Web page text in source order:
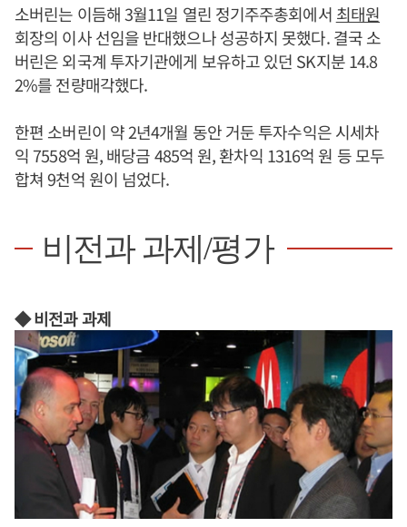
소버린는 이듬해 3월11일 열린 정기주주총회에서 최태원
회장의 이사 선임을 반대했으나 성공하지 못했다. 결국 소
버린은 외국계 투자기관에게 보유하고 있던 SK지분 14.8
2%를 전량매각했다.
한편 소버린이 약 2년4개월 동안 거둔 투자수익은 시세차
익 7558억 원, 배당금 485억 원, 환차익 1316억 원 등 모두
합쳐 9천억 원이 넘었다.
비전과 과제/평가
◆ 비전과 과제